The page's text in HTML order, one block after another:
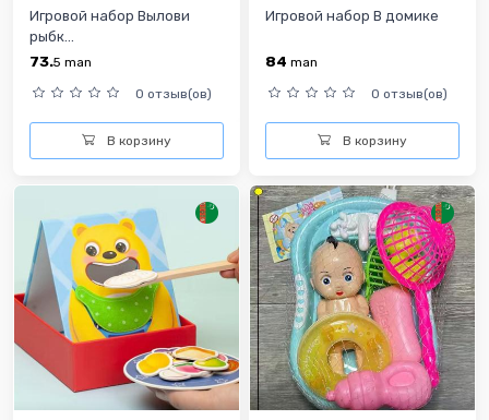
Игровой набор Вылови
рыбк...
73.5 man
0 отзыв(ов)
В корзину
Игровой набор В домике
84 man
0 отзыв(ов)
В корзину